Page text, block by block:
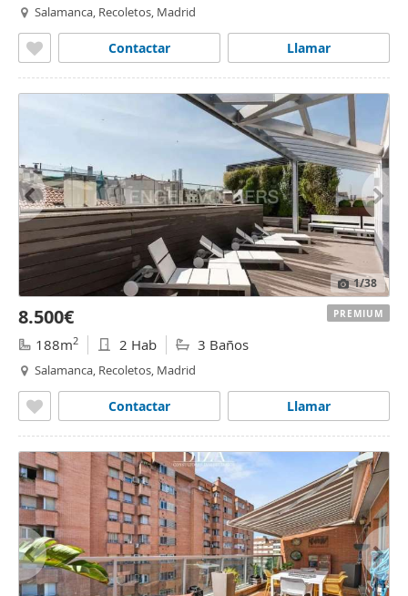
Salamanca, Recoletos, Madrid
Llamar
Contactar
1/38
8.500€
188m2 2 Hab 3 Baños
Salamanca, Recoletos, Madrid
Llamar
Contactar
PREMIUM